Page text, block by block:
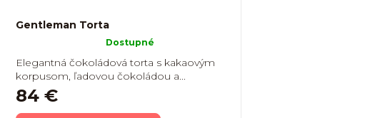
Gentleman Torta
hodnotenie
produktu
je
5,0
z
Dostupné
84 €
Elegantná čokoládová torta s kakaovým
korpusom, ľadovou čokoládou a...